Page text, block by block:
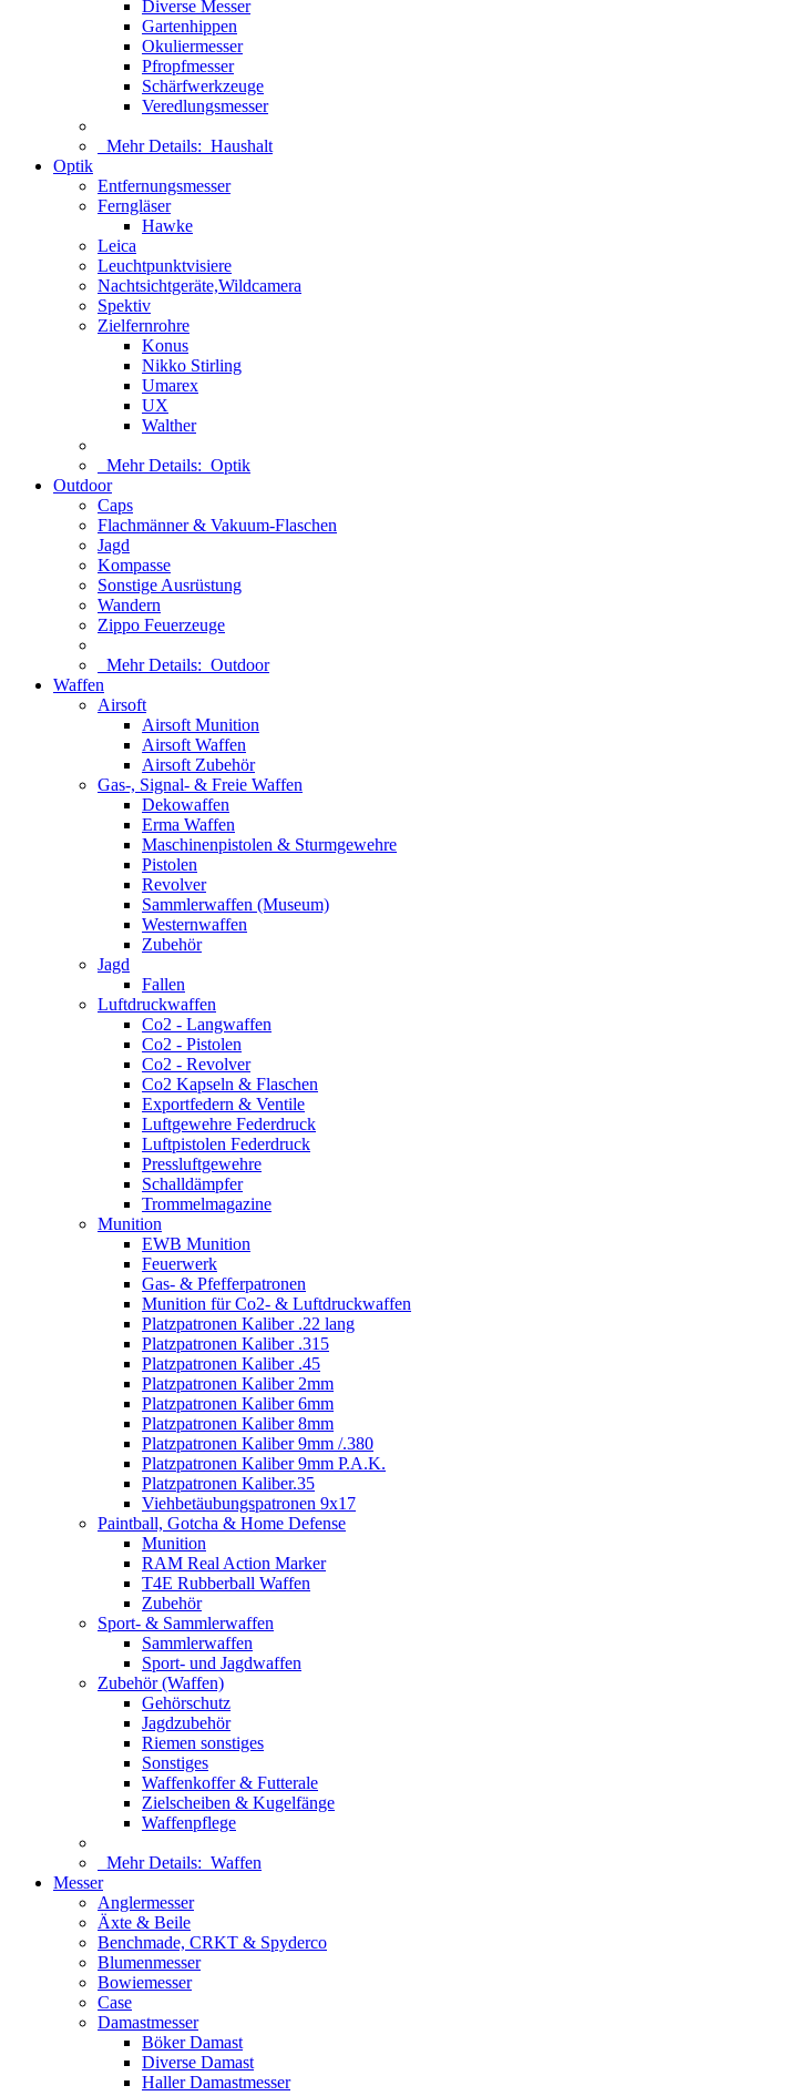
Diverse Messer
Gartenhippen
Okuliermesser
Pfropfmesser
Schärfwerkzeuge
Veredlungsmesser
Mehr Details: Haushalt
Optik
Entfernungsmesser
Ferngläser
Hawke
Leica
Leuchtpunktvisiere
Nachtsichtgeräte,Wildcamera
Spektiv
Zielfernrohre
Konus
Nikko Stirling
Umarex
UX
Walther
Mehr Details: Optik
Outdoor
Caps
Flachmänner & Vakuum-Flaschen
Jagd
Kompasse
Sonstige Ausrüstung
Wandern
Zippo Feuerzeuge
Mehr Details: Outdoor
Waffen
Airsoft
Airsoft Munition
Airsoft Waffen
Airsoft Zubehör
Gas-, Signal- & Freie Waffen
Dekowaffen
Erma Waffen
Maschinenpistolen & Sturmgewehre
Pistolen
Revolver
Sammlerwaffen (Museum)
Westernwaffen
Zubehör
Jagd
Fallen
Luftdruckwaffen
Co2 - Langwaffen
Co2 - Pistolen
Co2 - Revolver
Co2 Kapseln & Flaschen
Exportfedern & Ventile
Luftgewehre Federdruck
Luftpistolen Federdruck
Pressluftgewehre
Schalldämpfer
Trommelmagazine
Munition
EWB Munition
Feuerwerk
Gas- & Pfefferpatronen
Munition für Co2- & Luftdruckwaffen
Platzpatronen Kaliber .22 lang
Platzpatronen Kaliber .315
Platzpatronen Kaliber .45
Platzpatronen Kaliber 2mm
Platzpatronen Kaliber 6mm
Platzpatronen Kaliber 8mm
Platzpatronen Kaliber 9mm /.380
Platzpatronen Kaliber 9mm P.A.K.
Platzpatronen Kaliber.35
Viehbetäubungspatronen 9x17
Paintball, Gotcha & Home Defense
Munition
RAM Real Action Marker
T4E Rubberball Waffen
Zubehör
Sport- & Sammlerwaffen
Sammlerwaffen
Sport- und Jagdwaffen
Zubehör (Waffen)
Gehörschutz
Jagdzubehör
Riemen sonstiges
Sonstiges
Waffenkoffer & Futterale
Zielscheiben & Kugelfänge
Waffenpflege
Mehr Details: Waffen
Messer
Anglermesser
Äxte & Beile
Benchmade, CRKT & Spyderco
Blumenmesser
Bowiemesser
Case
Damastmesser
Böker Damast
Diverse Damast
Haller Damastmesser